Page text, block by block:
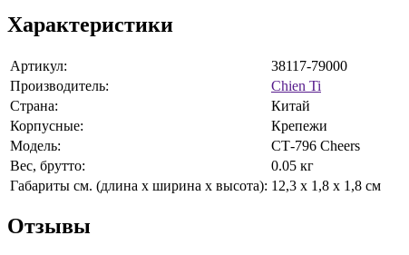
Характеристики
Артикул:
38117-79000
Производитель:
Chien Ti
Страна:
Китай
Корпусные:
Крепежи
Модель:
СТ-796 Cheers
Вес, брутто:
0.05 кг
Габариты см. (длина x ширина x высота): 12,3 x 1,8 x 1,8 см
Отзывы